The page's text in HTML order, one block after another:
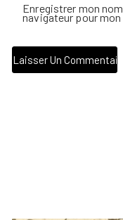
Enregistrer mon
navigateur pour